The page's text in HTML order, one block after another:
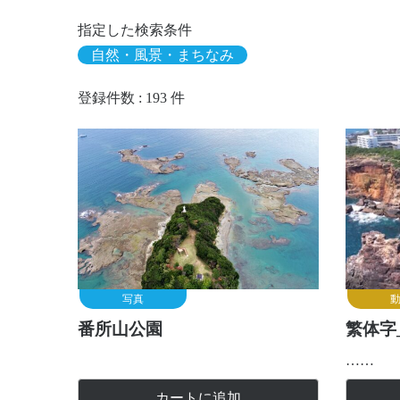
指定した検索条件
自然・風景・まちなみ
登録件数 : 193 件
写真
番所山公園 繁体
……